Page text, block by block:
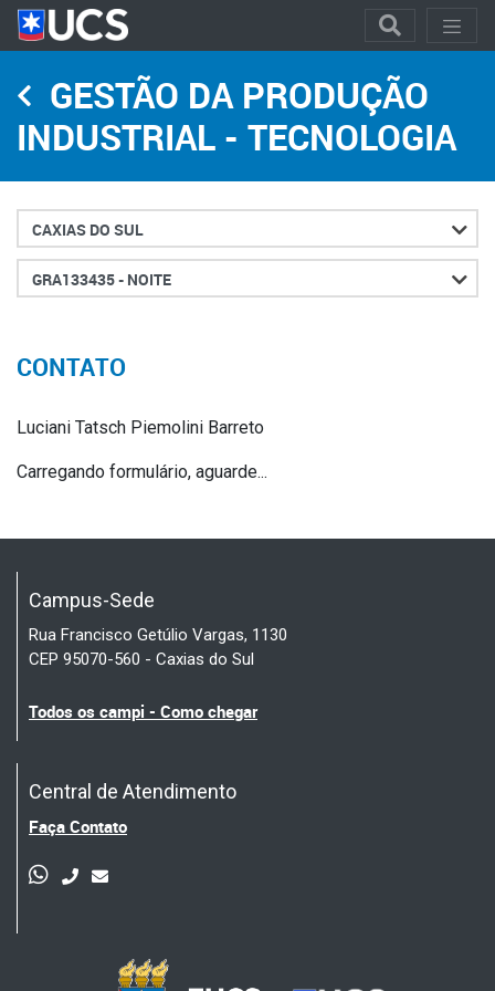
GESTÃO DA PRODUÇÃO
INDUSTRIAL - TECNOLOGIA
Cidade
Turno
CONTATO
Luciani Tatsch Piemolini Barreto
Carregando formulário, aguarde...
Campus-Sede
Rua Francisco Getúlio Vargas, 1130
CEP 95070-560 - Caxias do Sul
Todos os campi - Como chegar
Central de Atendimento
Faça Contato